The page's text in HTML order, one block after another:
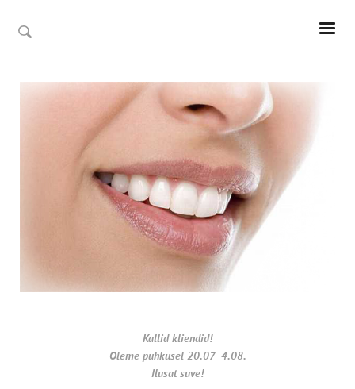
Kallid kliendid!
Oleme puhkusel 20.07- 4.08.
Ilusat suve!